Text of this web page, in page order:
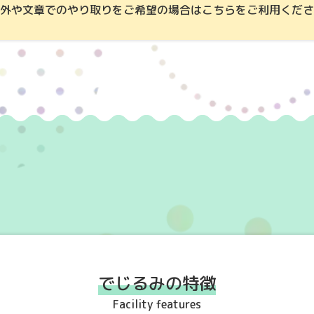
や文章でのやり取りをご希望の場合はこちらをご利用くだ
でじるみの特徴
Facility features